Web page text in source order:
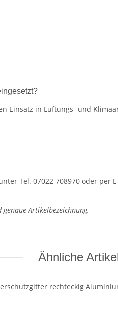
Einsatz in Lüftungs- und
Tel. 07022-708970 oder
Artikelbezeichnung.
Ähnliche Artikel